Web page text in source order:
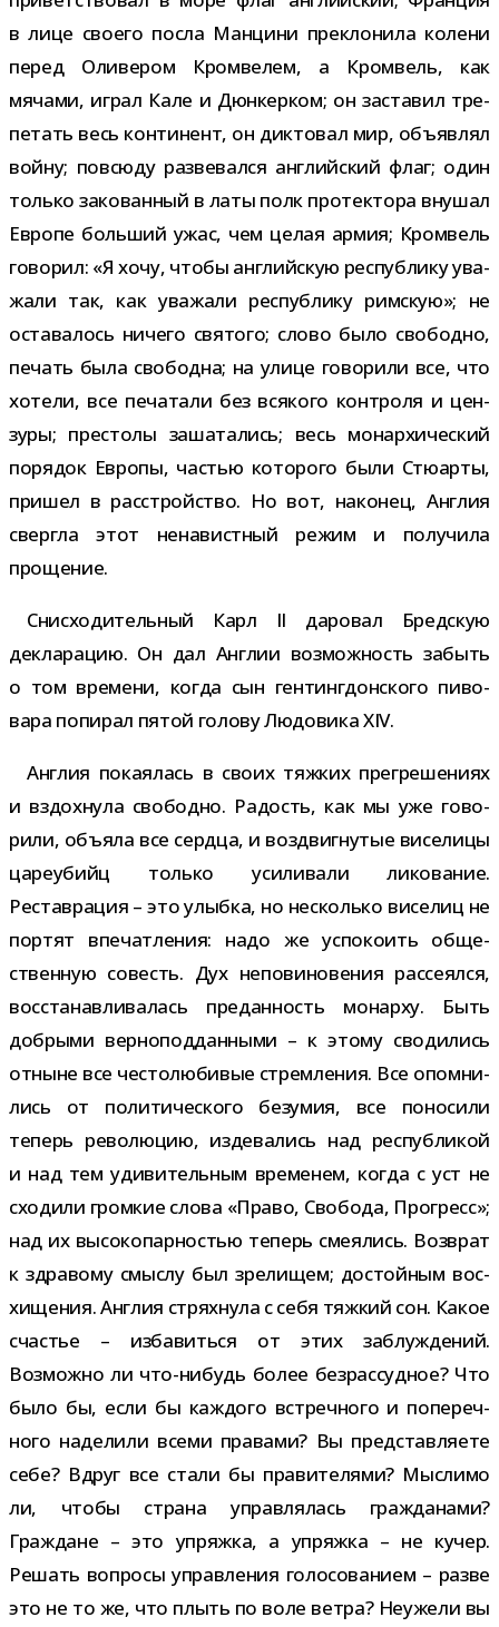
в лице сво­его посла Манцини пре­кло­нила колени
перед Оливером Кромвелем, а Кромвель, как
мячами, играл Кале и Дюнкерком; он заста­вил тре­
пе­тать весь кон­ти­нент, он дик­то­вал мир, объ­яв­лял
войну; повсюду раз­ве­вался англий­ский флаг; один
только зако­ван­ный в латы полк про­тек­тора вну­шал
Европе боль­ший ужас, чем целая армия; Кромвель
гово­рил: «Я хочу, чтобы англий­скую рес­пуб­лику ува­
жали так, как ува­жали рес­пуб­лику рим­скую»; не
оста­ва­лось ничего свя­того; слово было сво­бодно,
печать была сво­бодна; на улице гово­рили все, что
хотели, все печа­тали без вся­кого кон­троля и цен­
зуры; пре­столы заша­та­лись; весь монар­хи­че­ский
поря­док Европы, частью кото­рого были Стюарты,
при­шел в рас­строй­ство. Но вот, нако­нец, Англия
свергла этот нена­вист­ный режим и полу­чила
прощение.
Снисходительный Карл II даро­вал Бредскую
декла­ра­цию. Он дал Англии воз­мож­ность забыть
о том вре­мени, когда сын ген­тин­г­дон­ского пиво­
вара попи­рал пятой голову Людовика XIV.
Англия пока­я­лась в своих тяж­ких пре­гре­ше­ниях
и вздох­нула сво­бодно. Радость, как мы уже гово­
рили, объ­яла все сердца, и воз­двиг­ну­тые висе­лицы
царе­убийц только уси­ли­вали лико­ва­ние.
Реставрация – это улыбка, но несколько висе­лиц не
пор­тят впе­чат­ле­ния: надо же успо­ко­ить обще­
ствен­ную совесть. Дух непо­ви­но­ве­ния рас­се­ялся,
вос­ста­нав­ли­ва­лась пре­дан­ность монарху. Быть
доб­рыми вер­но­под­дан­ными – к этому сво­ди­лись
отныне все често­лю­би­вые стрем­ле­ния. Все опом­ни­
лись от поли­ти­че­ского безу­мия, все поно­сили
теперь рево­лю­цию, изде­ва­лись над рес­пуб­ли­кой
и над тем уди­ви­тель­ным вре­ме­нем, когда с уст не
схо­дили гром­кие слова «Право, Свобода, Прогресс»;
над их высо­ко­пар­но­стью теперь сме­я­лись. Возврат
к здра­вому смыслу был зре­ли­щем; достой­ным вос­
хи­ще­ния. Англия стрях­нула с себя тяж­кий сон. Какое
сча­стье – изба­виться от этих заблуж­де­ний.
Возможно ли что-​нибудь более без­рас­суд­ное? Что
было бы, если бы каж­дого встреч­ного и попе­реч­
ного наде­лили всеми пра­вами? Вы пред­став­ля­ете
себе? Вдруг все стали бы пра­ви­те­лями? Мыслимо
ли, чтобы страна управ­ля­лась граж­да­нами?
Граждане – это упряжка, а упряжка – не кучер.
Решать вопросы управ­ле­ния голо­со­ва­нием – разве
это не то же, что плыть по воле ветра? Неужели вы